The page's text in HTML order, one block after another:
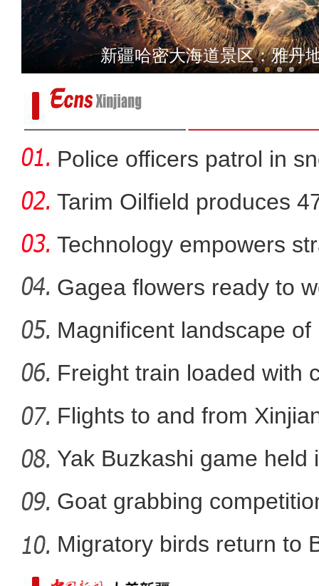
新疆昌吉州：重点项目抢
【新疆故事】非遗传承人洪
新疆哈密大海道景区：雅丹
Police officers patrol in
Tarim Oilfield produces
Technology empowers
Xi
Gagea flowers ready to
Nal
Magnificent landscape
La
Freight train loaded with
Flights to and from
Yak Buzkashi game held
Goat grabbing
Migratory birds return to